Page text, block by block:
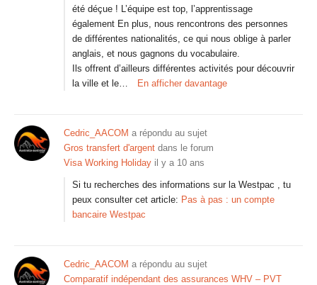
été déçue ! L’équipe est top, l’apprentissage
également En plus, nous rencontrons des personnes
de différentes nationalités, ce qui nous oblige à parler
anglais, et nous gagnons du vocabulaire.
Ils offrent d’ailleurs différentes activités pour découvrir
la ville et le…
En afficher davantage
Cedric_AACOM a répondu au sujet
Gros transfert d'argent dans le forum
Visa Working Holiday il y a 10 ans
Si tu recherches des informations sur la Westpac , tu
peux consulter cet article: Pas à pas : un compte
bancaire Westpac
Cedric_AACOM a répondu au sujet
Comparatif indépendant des assurances WHV – PVT